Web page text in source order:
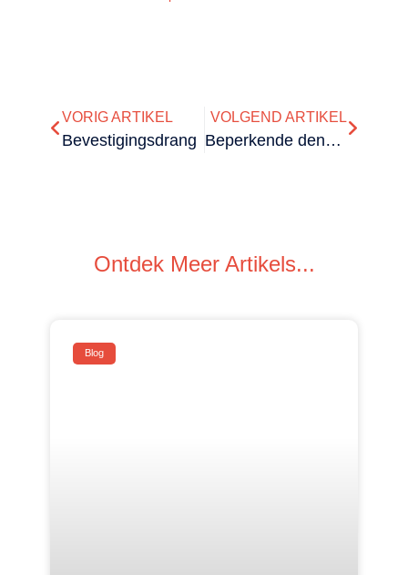
VORIG ARTIKEL
Bevestigingsdrang
VOLGEND ARTIKEL
Beperkende denkpatronen
Ontdek Meer Artikels...
Blog